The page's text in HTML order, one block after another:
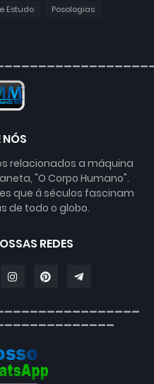
Estudo
Posologias
NÓS
relacionados a máquina
"O Corpo Humano".
que á séculos fascinam
de todo o globo.
REDES